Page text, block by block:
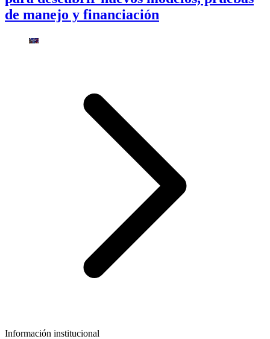
de manejo y financiación
Información institucional